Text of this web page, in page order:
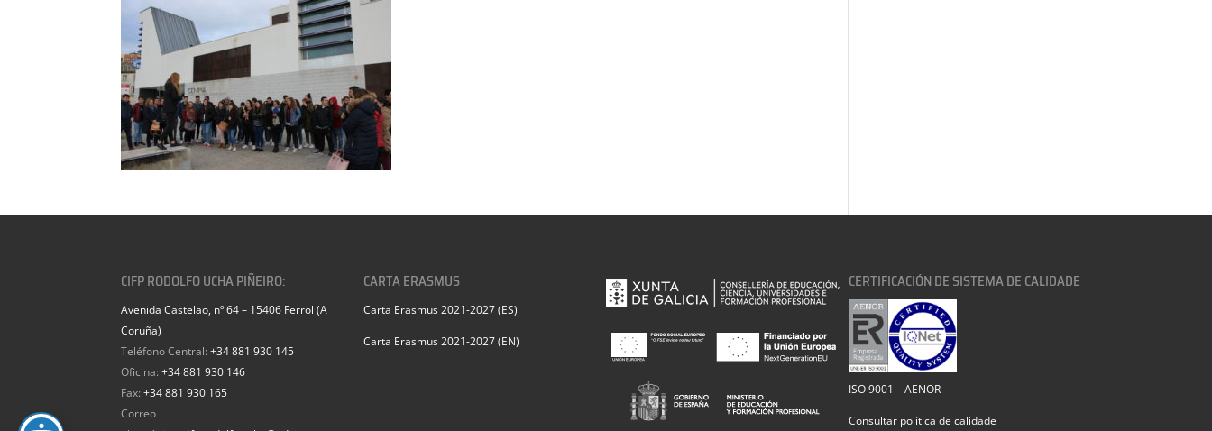
CIFP RODOLFO UCHA PIÑEIRO:
Avenida Castelao, nº 64 – 15406 Ferrol (A
Coruña)
Teléfono Central:+34 881 930 145
Oficina:+34 881 930 146
Fax:+34 881 930 165
Correo
CARTA ERASMUS
Carta Erasmus 2021-2027 (ES)
Carta Erasmus 2021-2027 (EN)
CERTIFICACIÓN DE SISTEMA DE CALIDADE
ISO 9001 – AENOR
Consultar política de calidade